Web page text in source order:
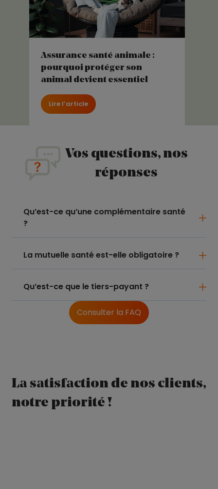
Assurance santé animale :
pourquoi protéger son
animal devient essentiel
Lire l’article
Vos questions, nos
réponses
Qu’est-ce qu’une complémentaire santé
?
La mutuelle santé est-elle obligatoire ?
Qu’est-ce que le tiers-payant ?
Consulter la FAQ
La satisfaction de nos clients,
notre priorité !